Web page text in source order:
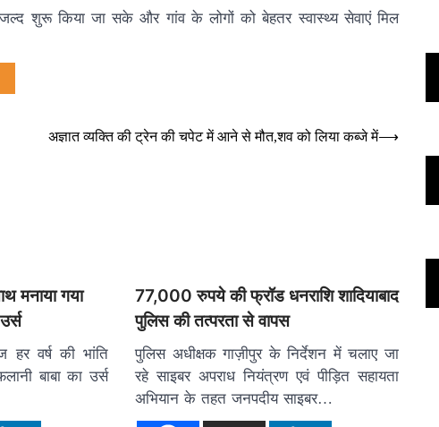
शुरू किया जा सके और गांव के लोगों को बेहतर स्वास्थ्य सेवाएं मिल
अज्ञात व्यक्ति की ट्रेन की चपेट में आने से मौत,शव को लिया कब्जे में⟶
मनाया गया
हर वर्ष की भांति
बाबा का उर्स
77,000 रुपये की फ्रॉड धनराशि शादियाबाद
पुलिस की तत्परता से वापस
पुलिस अधीक्षक गाज़ीपुर के निर्देशन में चलाए जा
रहे साइबर अपराध नियंत्रण एवं पीड़ित सहायता
अभियान के तहत जनपदीय साइबर…